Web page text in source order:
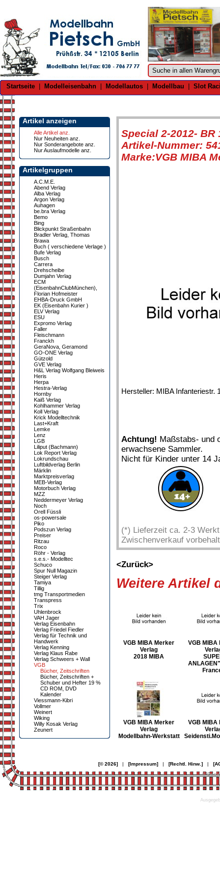
Startseite Modelleisenbahn Modellautos Modellbau Slot
Artikel anzeigen
Alle Artikel anz.
Nur Neuheiten anz.
Nur Sonderangebote anz.
Nur Auslaufmodelle anz.
Artikelgruppen
A.C.M.E.
Abend Verlag
Alba Verlag
Argon Verlag
Auhagen
be.bra Verlag
Bemo
Bing
Blickpunkt Straßenbahn
Bradler Verlag, Thomas
Brawa
Buch ( verschiedene Verlage )
Bufe Verlag
Busch
Carrera
Drehscheibe
Dumjahn Verlag
ECM
(EisenbahnClubMünchen),
Florian Hofmeister
EHBA-Druck GmbH
EK (Eisenbahn Kurier )
ELV Verlag
ESU
Expromo Verlag
Faller
Fleischmann
Franckh
GeraNova, Geramond
GO-ONE Verlag
Gützold
GVE Verlag
H&L Verlag Wolfgang Bleiweis
Heris
Herpa
Hestra-Verlag
Hornby
Kaiß Verlag
Kohlhammer Verlag
Koll Verlag
Krick Modelltechnik
Last+Kraft
Lemke
Lenz
LGB
Liliput (Bachmann)
Lok Report Verlag
Lokrundschau
Luftbildverlag Berlin
Märklin
Marktpreisverlag
MEB-Verlag
Motorbuch Verlag
MZZ
Neddermeyer Verlag
Noch
Orell Füssli
os-powersale
Piko
Podszun Verlag
Preiser
Ritzau
Roco
Röhr - Verlag
s.e.s.- Modelltec
Schuco
Spur Null Magazin
Steiger Verlag
Tamiya
Tillig
tmg Transportmedien
Transpress
Trix
Uhlenbrock
VAH Jager
Verlag Eisenbahn
Verlag Friedel Fiedler
Verlag für Technik und
Handwerk
Verlag Kenning
Verlag Klaus Rabe
Verlag Schweers + Wall
VGB
Bücher, Zeitschriften
Bücher, Zeitschriften +
Schuber und Hefter 19 %
CD ROM, DVD
Kalender
Viessmann-Kibri
Vollmer
Weinert
Wiking
Willy Kosak Verlag
Zeunert
Special 2-2012- BR
Artikel-Nummer:
Marke:VGB MIBA
Hersteller: MIBA Infanteriestr.
Achtung! Maßstabs- und
erwachsene Sammler.
Nicht für Kinder unter 14
(*) Lieferzeit ca. 2-3
Zwischenverkauf
<Zurück>
Weitere Artikel
VGB MIBA Merker
Verlag
2018 MIBA
VGB MIBA
VGB MIBA Merker
Verlag
Modellbahn-Werkstatt
VGB MIBA
[© 2026]| [Impressum]| [Rechtl. Hinw.]|
©